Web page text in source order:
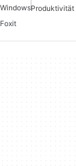
WindowsProduktivität
Foxit